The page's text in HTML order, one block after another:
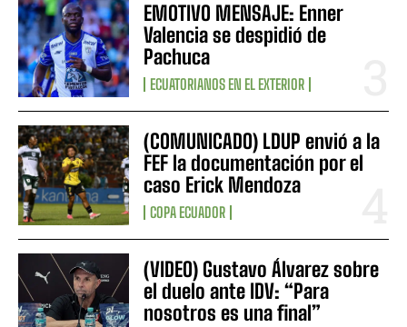
EMOTIVO MENSAJE: Enner
Valencia se despidió de
Pachuca
ECUATORIANOS EN EL EXTERIOR
(COMUNICADO) LDUP envió a la
FEF la documentación por el
caso Erick Mendoza
COPA ECUADOR
(VIDEO) Gustavo Álvarez sobre
el duelo ante IDV: “Para
nosotros es una final”